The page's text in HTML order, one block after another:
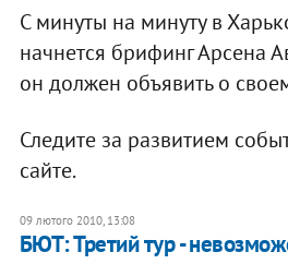
С минуты на минуту в
начнется брифинг Арсена
он должен объявить о
Следите за развитием
сайте.
09 лютого 2010, 13:08
БЮТ: Третий тур -